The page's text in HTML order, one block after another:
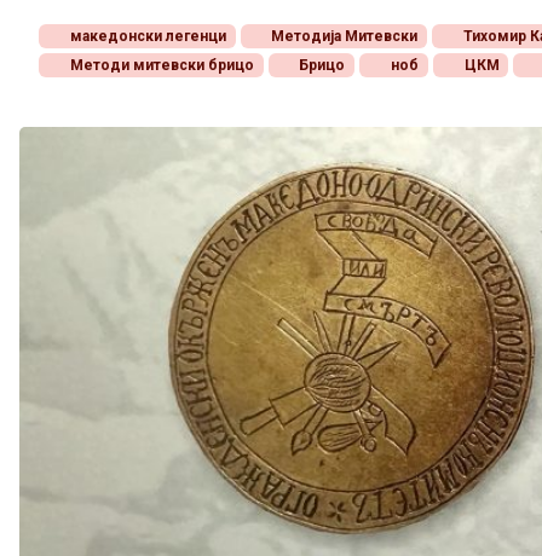
македонски легенци Методија Митевски
Тихомир
Методи митевски брицо
Брицо ноб ЦКМ